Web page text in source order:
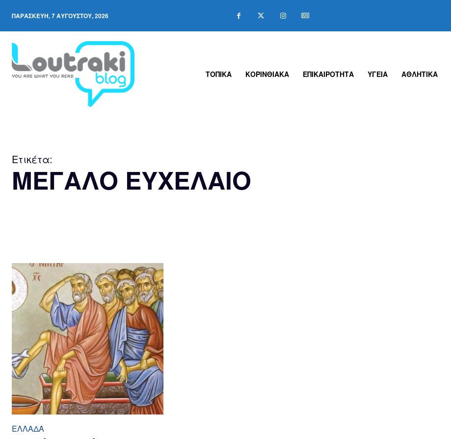
ΠΑΡΑΣΚΕΥΉ, 7 ΑΥΓΟΎΣΤΟΥ, 2026
ΤΟΠΙΚΑ ΚΟΡΙΝΘΙΑΚΑ ΕΠΙΚΑΙΡΟΤΗΤΑ ΥΓΕΙΑ ΑΘΛΗΤΙΚΑ
Ετικέτα:
ΜΕΓΑΛΟ ΕΥΧΕΛΑΙΟ
ΕΛΛΆΔΑ